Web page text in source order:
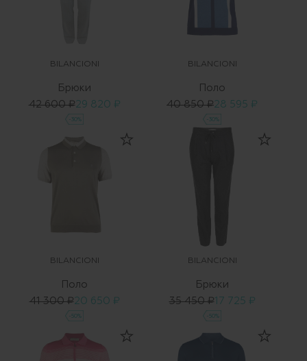
BILANCIONI
Брюки
42 600 ₽29 820 ₽
-30%
BILANCIONI
Поло
40 850 ₽28 595 ₽
-30%
BILANCIONI
Поло
41 300 ₽20 650 ₽
-50%
BILANCIONI
Брюки
35 450 ₽17 725 ₽
-50%